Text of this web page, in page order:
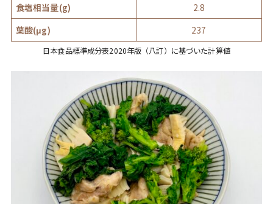
食塩相当量(g)
2.8
葉酸(μg)
237
日本食品標準成分表2020年版（八訂）に基づいた計算値